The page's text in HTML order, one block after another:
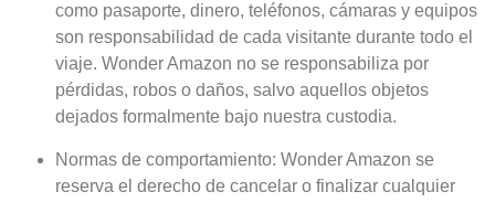
como pasaporte, dinero, teléfonos, cámaras y equipos
son responsabilidad de cada visitante durante todo el
viaje. Wonder Amazon no se responsabiliza por
pérdidas, robos o daños, salvo aquellos objetos
dejados formalmente bajo nuestra custodia.
Normas de comportamiento: Wonder Amazon se
reserva el derecho de cancelar o finalizar cualquier